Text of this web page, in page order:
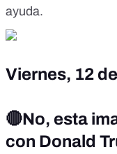
ayuda.
Viernes, 12
🔴No, esta
con Donald